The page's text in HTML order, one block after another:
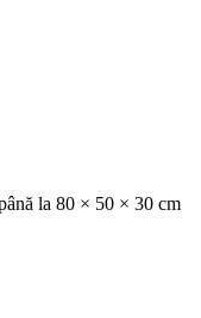
la 80 × 50 × 30 cm